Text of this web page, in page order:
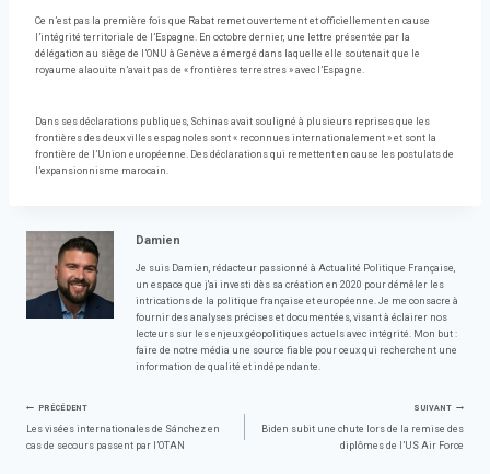
Ce n’est pas la première fois que Rabat remet ouvertement et officiellement en cause
l’intégrité territoriale de l’Espagne. En octobre dernier, une lettre présentée par la
délégation au siège de l’ONU à Genève a émergé dans laquelle elle soutenait que le
royaume alaouite n’avait pas de « frontières terrestres » avec l’Espagne.
Dans ses déclarations publiques, Schinas avait souligné à plusieurs reprises que les
frontières des deux villes espagnoles sont « reconnues internationalement » et sont la
frontière de l’Union européenne. Des déclarations qui remettent en cause les postulats de
l’expansionnisme marocain.
Damien
Je suis Damien, rédacteur passionné à Actualité Politique Française,
un espace que j'ai investi dès sa création en 2020 pour démêler les
intrications de la politique française et européenne. Je me consacre à
fournir des analyses précises et documentées, visant à éclairer nos
lecteurs sur les enjeux géopolitiques actuels avec intégrité. Mon but :
faire de notre média une source fiable pour ceux qui recherchent une
information de qualité et indépendante.
Navigation
PRÉCÉDENT
Les visées internationales de Sánchez en
cas de secours passent par l’OTAN
SUIVANT
Biden subit une chute lors de la remise des
diplômes de l’US Air Force